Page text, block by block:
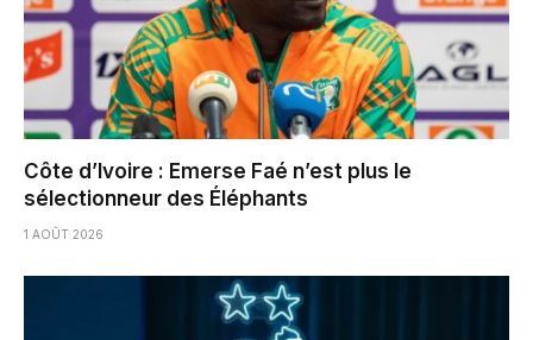
Côte d’Ivoire : Emerse Faé n’est plus le
sélectionneur des Éléphants
1 AOÛT 2026